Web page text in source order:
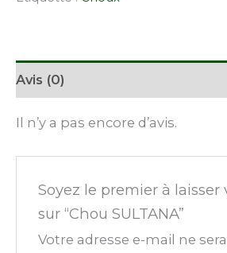
Avis (0)
Il n’y a pas encore d’avis.
Soyez le premier à laisser
sur “Chou SULTANA”
Votre adresse e-mail ne